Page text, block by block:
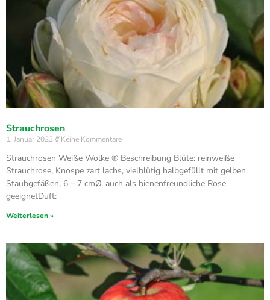
Strauchrosen
1. Januar 2023 Keine Kommentare
Strauchrosen Weiße Wolke ® Beschreibung Blüte: reinweiße
Strauchrose, Knospe zart lachs, vielblütig halbgefüllt mit gelben
Staubgefäßen, 6 – 7 cmØ, auch als bienenfreundliche Rose
geeignetDuft:
Weiterlesen »